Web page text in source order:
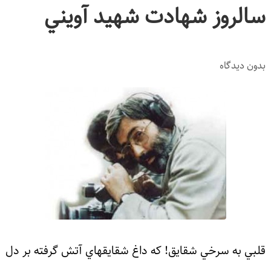
سالروز شهادت شهيد آويني
بدون دیدگاه
قلبي به سرخي شقايق! كه داغ شقايقهاي آتش گرفته بر دل